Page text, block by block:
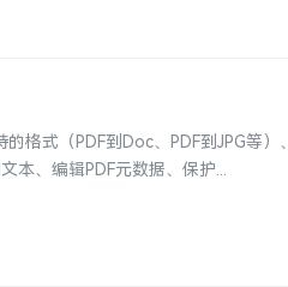
格式（PDF到Doc、PDF到JPG等）、
本、编辑PDF元数据、保护...